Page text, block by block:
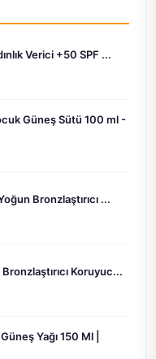
Verici +50 SPF ...
Güneş Sütü 100 ml -
Bronzlaştırıcı ...
Koruyuc...
Yağı 150 Ml |